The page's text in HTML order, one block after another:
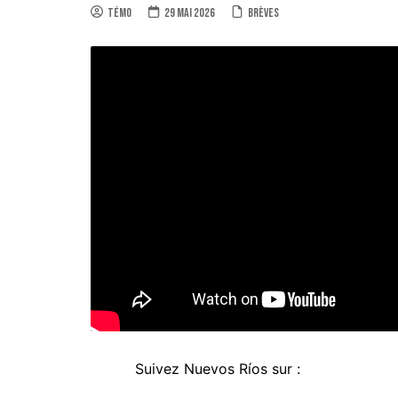
Témo 29 mai 2026 Brèves
Suivez Nuevos Ríos sur :